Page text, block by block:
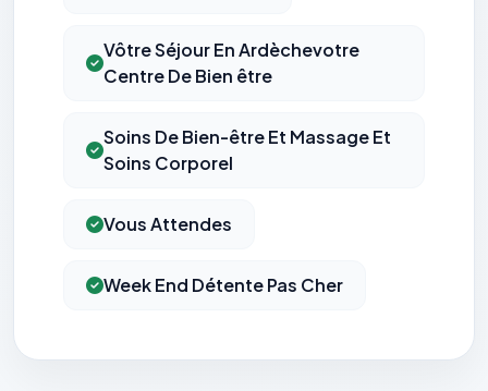
Vôtre Séjour En Ardèchevotre
Centre De Bien être
Soins De Bien-être Et Massage Et
Soins Corporel
Vous Attendes
Week End Détente Pas Cher